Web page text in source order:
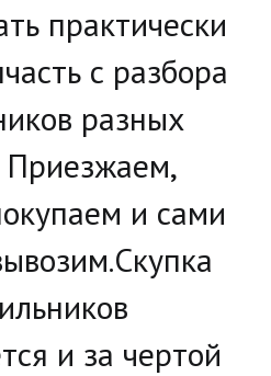
практически
с разбора
разных
Приезжаем,
и сами
и за чертой